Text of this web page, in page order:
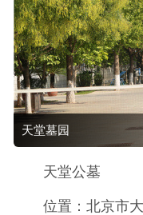
天堂墓园
天堂公墓
位置：北京市